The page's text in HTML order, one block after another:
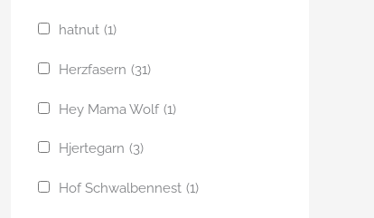
hatnut (1)
Herzfasern (31)
Hey Mama Wolf (1)
Hjertegarn (3)
Hof Schwalbennest (1)